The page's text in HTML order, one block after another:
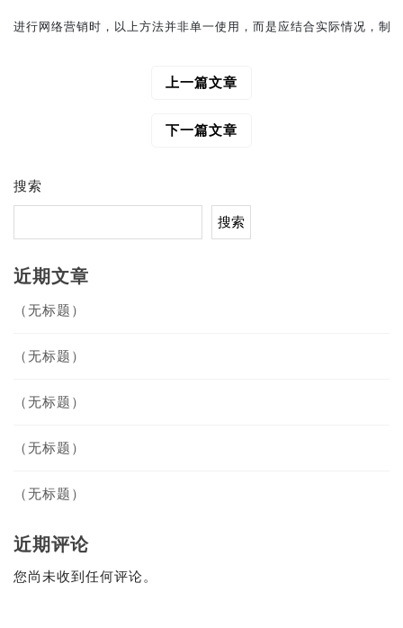
上一篇文章
下一篇文章
搜索
搜索
近期文章
（无标题）
（无标题）
（无标题）
（无标题）
（无标题）
近期评论
您尚未收到任何评论。